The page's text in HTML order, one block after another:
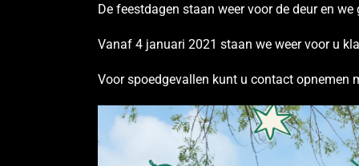
De feestdagen staan weer voor de deur en
Vanaf 4 januari 2021 staan we weer voor u
Voor spoedgevallen kunt u contact opnemen